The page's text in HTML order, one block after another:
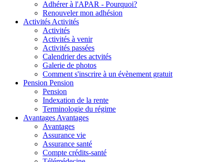
Adhérer à l'APAR - Pourquoi?
Renouveler mon adhésion
Activités Activités
Activités
Activités à venir
Activités passées
Calendrier des actvités
Galerie de photos
Comment s'inscrire à un évènement gratuit
Pension Pension
Pension
Indexation de la rente
Terminologie du régime
Avantages Avantages
Avantages
Assurance vie
Assurance santé
Compte crédits-santé